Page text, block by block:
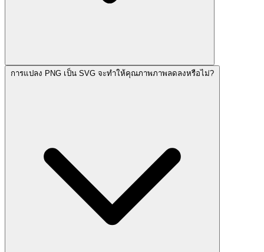
การแปลง PNG เป็น SVG จะทำให้คุณภาพภาพลดลงหรือไม่?